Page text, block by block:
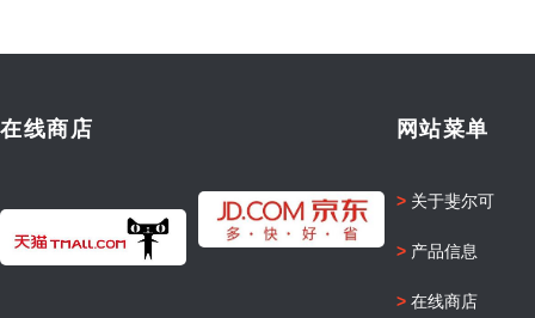
网站菜单
>关于斐尔可
>产品信息
>在线商店
在线商店